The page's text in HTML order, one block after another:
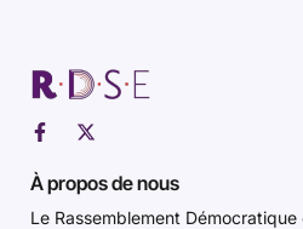
À propos de nous
Le Rassemblement Démocratique